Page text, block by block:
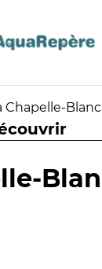
Chapelle-